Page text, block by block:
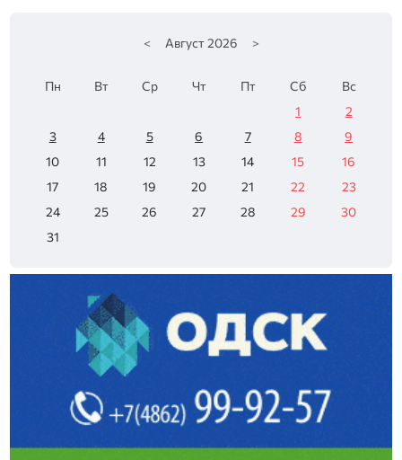
< Август 2026 >
Пн Вт Ср Чт Пт Сб
Вс
1
2
3
4 5 6 7 8
9
10
11 12 13 14 15
16
17
18 19 20 21 22
23
24
25 26 27 28 29
30
31